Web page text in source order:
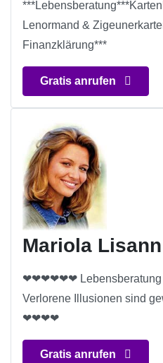
Lenormand &
Finanzklärung***
Gratis anrufen
Mariola Lisann
❤❤❤❤❤❤ Lebensberatung
Verlorene Illusionen sind
❤❤❤❤
Gratis anrufen